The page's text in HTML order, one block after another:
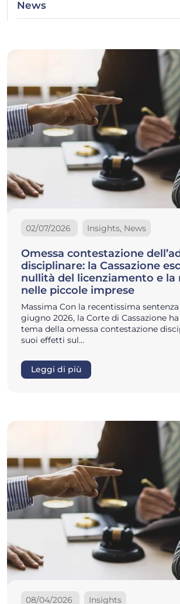
02/07/2026 Insights, News
Omessa contestazione
disciplinare: la Cassazione
nullità del licenziamento e la
nelle piccole imprese
Massima Con la recentissima sentenza
giugno 2026, la Corte di Cassazione
tema della omessa contestazione
suoi effetti sul…
Leggi di più
08/04/2026 Insights
News